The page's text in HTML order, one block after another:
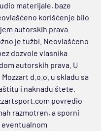
materijale, baze
korišćenje bilo
autorskih prava
je tužbi. Neovlašćeno
dozvole vlasnika
autorskih prava. U
d.o.o. u skladu sa
i naknadu štete.
povredio
razmotren, a sporni
eventualnom